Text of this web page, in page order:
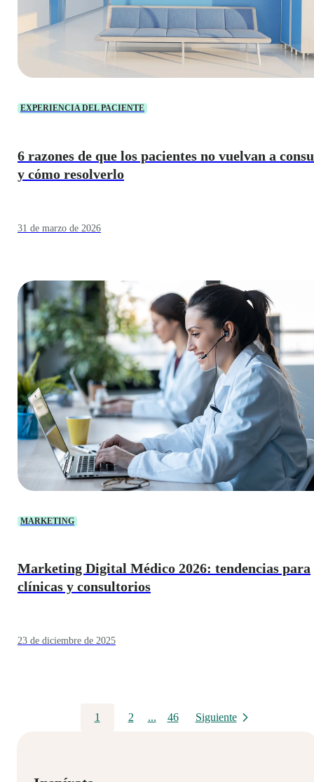
EXPERIENCIA DEL PACIENTE
6 razones de que los pacientes no vuelvan a
y cómo resolverlo
31 de marzo de 2026
MARKETING
Marketing Digital Médico 2026: tendencias para
clínicas y consultorios
23 de diciembre de 2025
1 2 ... 46 Siguiente